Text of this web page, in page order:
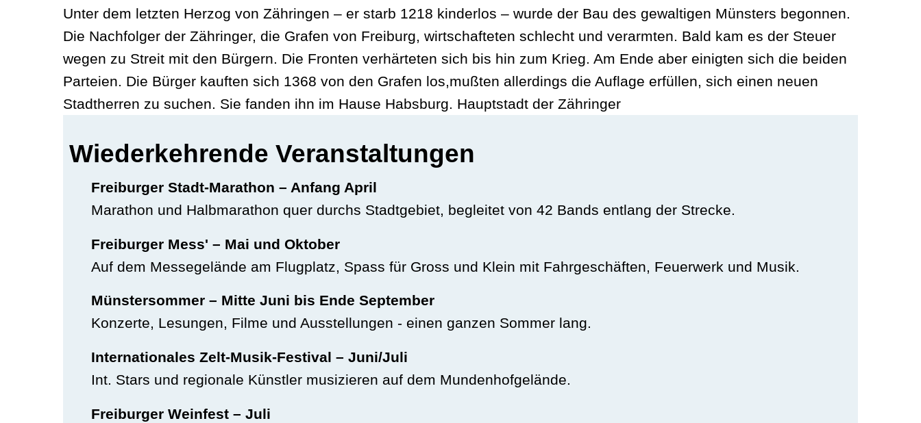
Unter dem letzten Herzog von Zähringen – er starb 1218 kinderlos – wurde der Bau des gewaltigen Münsters begonnen.
Die Nachfolger der Zähringer, die Grafen von Freiburg, wirtschafteten schlecht und verarmten. Bald kam es der Steuer
wegen zu Streit mit den Bürgern. Die Fronten verhärteten sich bis hin zum Krieg. Am Ende aber einigten sich die beiden
Parteien. Die Bürger kauften sich 1368 von den Grafen los,mußten allerdings die Auflage erfüllen, sich einen neuen
Stadtherren zu suchen. Sie fanden ihn im Hause Habsburg. Hauptstadt der Zähringer
Wiederkehrende Veranstaltungen
Freiburger Stadt-Marathon – Anfang April
Marathon und Halbmarathon quer durchs Stadtgebiet, begleitet von 42 Bands entlang der Strecke.
Freiburger Mess' – Mai und Oktober
Auf dem Messegelände am Flugplatz, Spass für Gross und Klein mit Fahrgeschäften, Feuerwerk und Musik.
Münstersommer – Mitte Juni bis Ende September
Konzerte, Lesungen, Filme und Ausstellungen - einen ganzen Sommer lang.
Internationales Zelt-Musik-Festival – Juni/Juli
Int. Stars und regionale Künstler musizieren auf dem Mundenhofgelände.
Freiburger Weinfest – Juli